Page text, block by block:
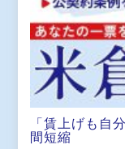
「賃上げも自
間短縮